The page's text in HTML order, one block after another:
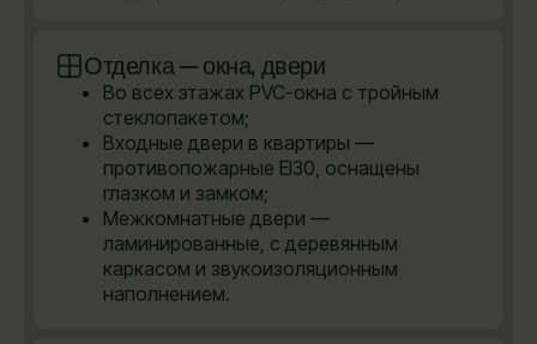
Отделка — окна, двери
Во всех этажах PVC-окна с тройным
стеклопакетом;
Входные двери в квартиры —
противопожарные EI30, оснащены
глазком и замком;
Межкомнатные двери —
ламинированные, с деревянным
каркасом и звукоизоляционным
наполнением.